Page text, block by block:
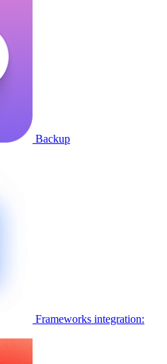
Backup
Frameworks integration: